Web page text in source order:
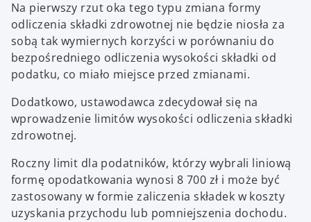
Na pierwszy rzut oka tego typu zmiana formy
odliczenia składki zdrowotnej nie będzie niosła za
sobą tak wymiernych korzyści w porównaniu do
bezpośredniego odliczenia wysokości składki od
podatku, co miało miejsce przed zmianami.
Dodatkowo, ustawodawca zdecydował się na
wprowadzenie limitów wysokości odliczenia składki
zdrowotnej.
Roczny limit dla podatników, którzy wybrali liniową
formę opodatkowania wynosi 8 700 zł i może być
zastosowany w formie zaliczenia składek w koszty
uzyskania przychodu lub pomniejszenia dochodu.